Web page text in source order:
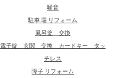
騒音
駐車 場 リフォーム
風呂釜 交換
電子錠 玄関 交換 カードキー タッ
チレス
障子 リフォーム